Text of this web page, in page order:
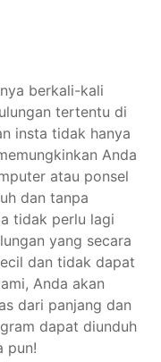
berkali-kali
tertentu di
insta tidak hanya
Anda
atau ponsel
dan tanpa
tidak perlu lagi
yang secara
dan tidak dapat
Anda akan
dari panjang dan
dapat diunduh
pun!